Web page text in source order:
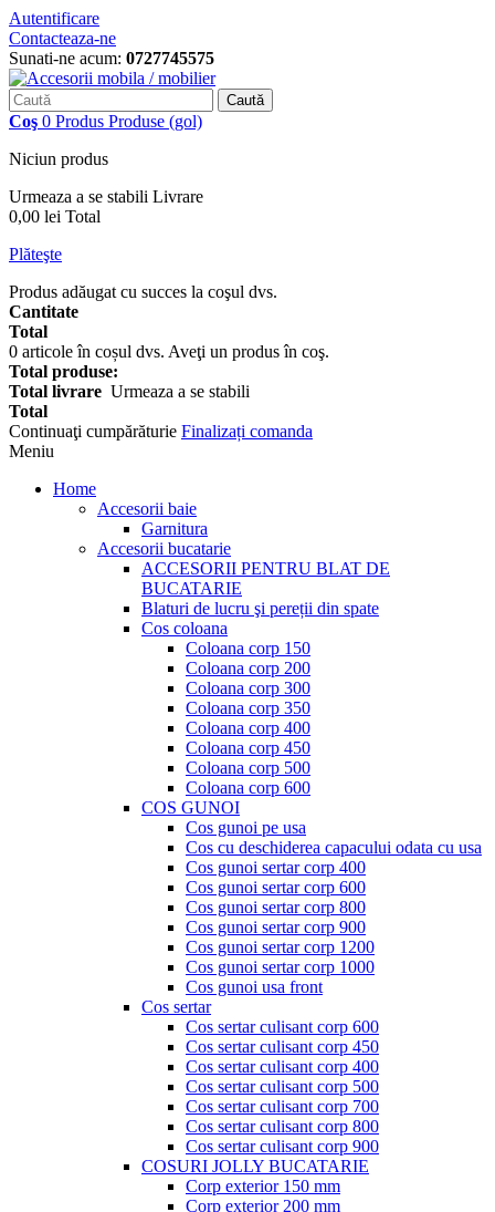
Autentificare
Contacteaza-ne
Sunati-ne acum: 0727745575
Caută
Coş 0 Produs Produse (gol)
Niciun produs
Urmeaza a se stabili Livrare
0,00 lei Total
Plăteşte
Produs adăugat cu succes la coşul dvs.
Cantitate
Total
0 articole în coșul dvs. Aveţi un produs în coş.
Total produse:
Total livrare Urmeaza a se stabili
Total
Continuaţi cumpărăturie Finalizați comanda
Meniu
Home
Accesorii baie
Garnitura
Accesorii bucatarie
ACCESORII PENTRU BLAT DE
BUCATARIE
Blaturi de lucru şi pereții din spate
Cos coloana
Coloana corp 150
Coloana corp 200
Coloana corp 300
Coloana corp 350
Coloana corp 400
Coloana corp 450
Coloana corp 500
Coloana corp 600
COS GUNOI
Cos gunoi pe usa
Cos cu deschiderea capacului odata cu usa
Cos gunoi sertar corp 400
Cos gunoi sertar corp 600
Cos gunoi sertar corp 800
Cos gunoi sertar corp 900
Cos gunoi sertar corp 1200
Cos gunoi sertar corp 1000
Cos gunoi usa front
Cos sertar
Cos sertar culisant corp 600
Cos sertar culisant corp 450
Cos sertar culisant corp 400
Cos sertar culisant corp 500
Cos sertar culisant corp 700
Cos sertar culisant corp 800
Cos sertar culisant corp 900
COSURI JOLLY BUCATARIE
Corp exterior 150 mm
Corp exterior 200 mm